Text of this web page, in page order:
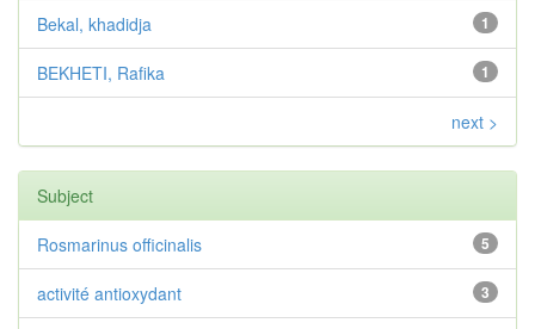
1
Bekal, khadidja
1
BEKHETI, Rafika
next >
Subject
5
Rosmarinus officinalis
3
activité antioxydant